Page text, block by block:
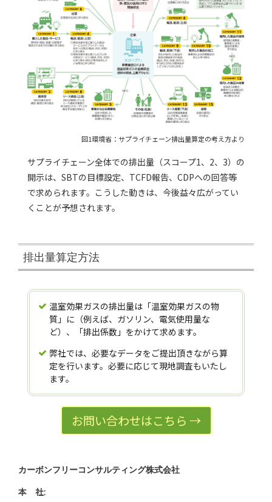
図1環境省：サプライチェーン排出量算定の考え方より
サプライチェーン全体での排出量（スコープ1、2、3）の
開示は、SBTの目標設定、TCFD報告、CDPへの回答等
で求められます。こうした動きは、今後益々広がってい
くことが予想されます。
排出量算定方法
温室効果ガスの排出量は「温室効果ガスの物
質」に（例えば、ガソリン、電気使用量な
ど）、「排出係数」をかけて求めます。
弊社では、必要なデータをご提出頂きながら算
定を行います。必要に応じて現地調査もいたし
ます。
お問い合わせはこちら →
カーボンフリーコンサルティング株式会社
本 社: